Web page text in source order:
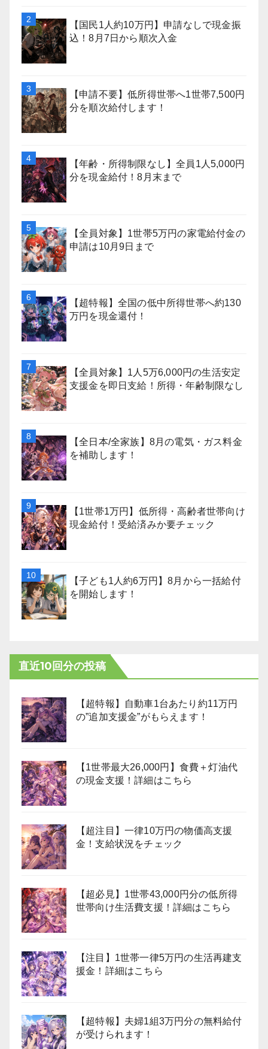
【国民1人約10万円】申請なしで現金振
込！8月7日から順次入金
【申請不要】低所得世帯へ1世帯7,500円
分を順次給付します！
【年齢・所得制限なし】全員1人5,000円
分を現金給付！8月末まで
【全員対象】1世帯5万円の家電給付金の
申請は10月9日まで
【超特報】全国の低中所得世帯へ約130
万円を現金還付！
【全員対象】1人5万6,000円の生活安定
支援金を即日支給！所得・年齢制限なし
【全日本/全家族】8月の電気・ガス料金
を補助します！
【1世帯1万円】低所得・高齢者世帯向け
現金給付！受給済みか要チェック
【子ども1人約6万円】8月から一括給付
を開始します！
直近10回分の投稿
【超特報】自動車1台あたり約11万円
の”追加支援金”がもらえます！
【1世帯最大26,000円】食費＋灯油代
の現金支援！詳細はこちら
【超注目】一律10万円の物価高支援
金！支給状況をチェック
【超必見】1世帯43,000円分の低所得
世帯向け生活費支援！詳細はこちら
【注目】1世帯一律5万円の生活再建支
援金！詳細はこちら
【超特報】夫婦1組3万円分の無料給付
が受けられます！